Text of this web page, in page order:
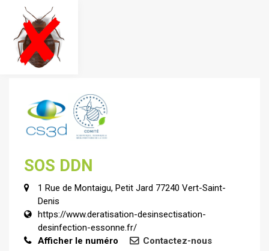
SOS DDN
1 Rue de Montaigu, Petit Jard 77240 Vert-Saint-
Denis
https://www.deratisation-desinsectisation-
desinfection-essonne.fr/
Afficher le numéro
Contactez-nous